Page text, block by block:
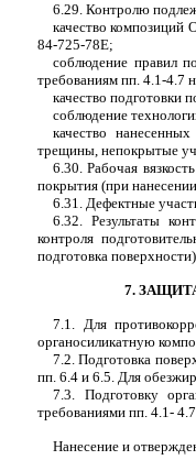
6.29. Контролю
качество композиций
84-725-78Е;
соблюдение правил
требованиям пп. 4.1-4.7
качество подготовки
соблюдение
качество
трещины, непокрытые
6.30. Рабочая
покрытия (при
6.31. Дефектные
6.32. Результаты
контроля
подготовка
7.
7.1. Для
органосиликатную
7.2. Подготовка
пп. 6.4 и 6.5. Для
7.3. Подготовку
требованиями пп. 4.1-
Нанесение и